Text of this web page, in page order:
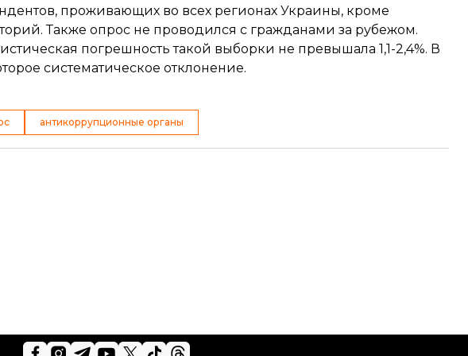
проживающих во всех регионах Украины, кроме
Также опрос не проводился с гражданами за рубежом.
погрешность такой выборки не превышала 1,1-2,4%. В
систематическое отклонение.
антикоррупционные органы